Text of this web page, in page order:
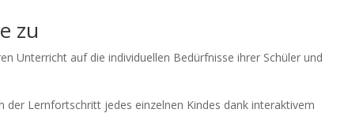
zu
Unterricht auf die individuellen Bedürfnisse ihrer Schüler und
der Lernfortschritt jedes einzelnen Kindes dank interaktivem